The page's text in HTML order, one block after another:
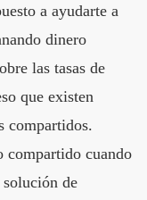
a ayudarte a
dinero
las tasas de
que existen
compartidos.
compartido cuando
de